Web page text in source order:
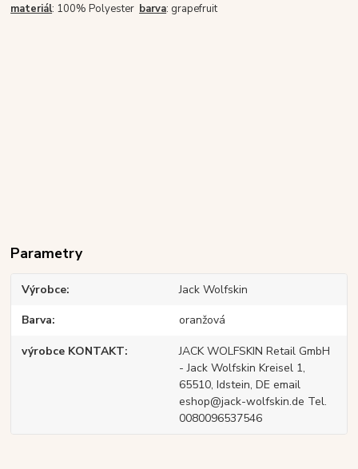
materiál: 100% Polyester barva: grapefruit
Parametry
Výrobce Jack Wolfskin
Barva oranžová
výrobce KONTAKT
JACK WOLFSKIN Retail GmbH
- Jack Wolfskin Kreisel 1,
65510, Idstein, DE email
eshop@jack-wolfskin.de Tel.
0080096537546